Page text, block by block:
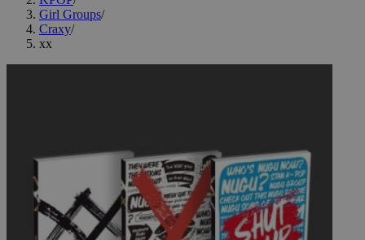
Girl Groups/
Craxy/
xx